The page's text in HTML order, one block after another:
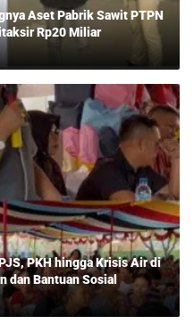
Aset Pabrik Sawit PTPN
Rp20 Miliar
PKH hingga Krisis Air di
dan Bantuan Sosial